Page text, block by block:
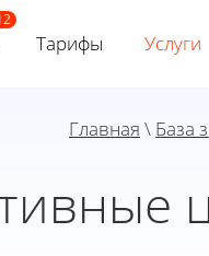
Тарифы Услуги
Главная \ База